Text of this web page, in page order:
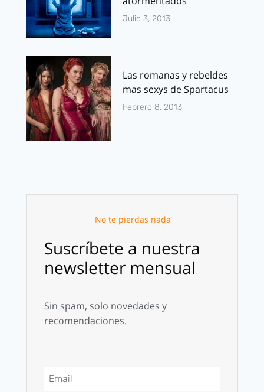
Julio 3, 2013
Las romanas y rebeldes
mas sexys de Spartacus
Febrero 8, 2013
No te pierdas nada
Suscríbete a nuestra
newsletter mensual
Sin spam, solo novedades y
recomendaciones.